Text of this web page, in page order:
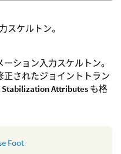
スケルトン。
ション入力スケルトン。
正されたジョイントトラン
Stabilization Attributes も格
Foot